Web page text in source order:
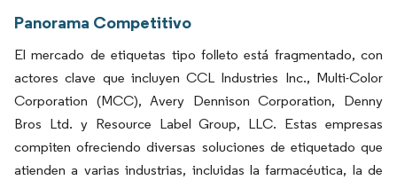
Panorama Competitivo
El mercado de etiquetas tipo folleto está fragmentado, con
actores clave que incluyen CCL Industries Inc., Multi-Color
Corporation (MCC), Avery Dennison Corporation, Denny
Bros Ltd. y Resource Label Group, LLC. Estas empresas
compiten ofreciendo diversas soluciones de etiquetado que
atienden a varias industrias, incluidas la farmacéutica, la de